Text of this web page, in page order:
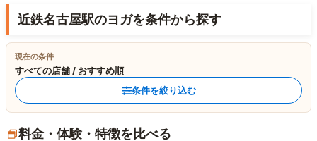
近鉄名古屋駅のヨガを条件から探す
現在の条件
すべての店舗 / おすすめ順
条件を絞り込む
料金・体験・特徴を比べる